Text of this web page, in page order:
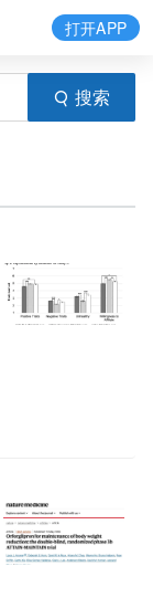
搜索
打开APP
的人比不减肥 者面临
1类注射剂后，